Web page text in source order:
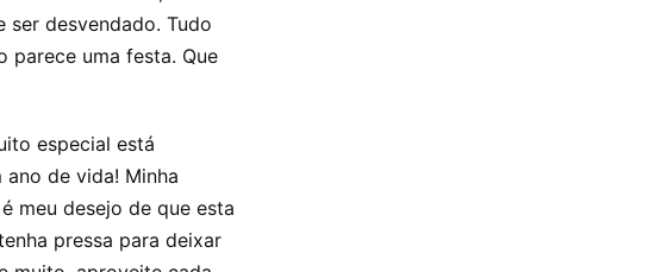
ser desvendado. Tudo
parece uma festa. Que
especial está
de vida! Minha
meu desejo de que esta
pressa para deixar